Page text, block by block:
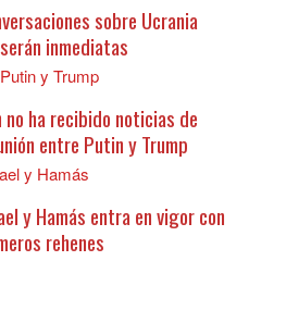
sobre Ucrania
inmediatas
no ha recibido noticias de
entre Putin y Trump
y Hamás entra en vigor con
rehenes